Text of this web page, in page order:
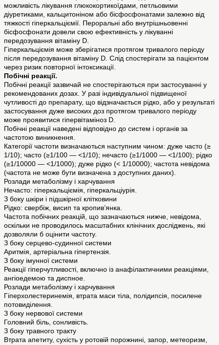
можливість лікування глюкокортикоїдами, петльовими
діуретиками, кальцитоніном або бісфосфонатами залежно від
тяжкості гіперкальціємії. Пероральні або внутрішньовенні
бісфосфонати довели свою ефективність у лікуванні
передозування вітаміну D.
Гіперкальціємія може зберігатися протягом тривалого періоду
після передозування вітаміну D. Слід спостерігати за пацієнтом
через ризик повторної інтоксикації.
Побічні реакції.
Побічні реакції зазвичай не спостерігаються при застосуванні у
рекомендованих дозах. У разі індивідуальної підвищеної
чутливості до препарату, що відзначається рідко, або у результаті
застосування дуже високих доз протягом тривалого періоду
може проявитися гіпервітаміноз D.
Побічні реакції наведені відповідно до систем і органів за
частотою виникнення.
Категорії частоти визначаються наступним чином: дуже часто (≥
1/10); часто (≥1/100 — <1/10); нечасто (≥1/1000 — <1/100); рідко
(≥1/10000 — <1/1000); дуже рідко (< 1/10000); частота невідома
(частота не може бути визначена з доступних даних).
Розлади метаболізму і харчування
Нечасто: гіперкальціємія, гіперкальціурія.
З боку шкіри і підшкірної клітковини
Рідко: свербіж, висип та кропив’янка.
Частота побічних реакцій, що зазначаються нижче, невідома,
оскільки не проводилось масштабних клінічних досліджень, які
дозволяли б оцінити частоту.
З боку серцево-судинної системи
Аритмія, артеріальна гіпертензія.
З боку імунної системи
Реакції гіперчутливості, включно із анафілактичними реакціями,
ангіоедемою та диспное.
Розлади метаболізму і харчування
Гіперхолестеринемія, втрата маси тіла, полідипсія, посилене
потовиділення.
З боку нервової системи
Головний біль, сонливість.
З боку травного тракту
Втрата апетиту, сухість у ротовій порожнині, запор, метеоризм,